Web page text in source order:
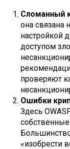
Сломанный
она связана
настройкой
доступом
проверяют
Ошибки
Здесь
«изобрести